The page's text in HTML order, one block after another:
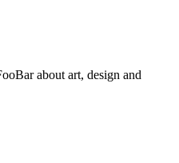
about art, design and